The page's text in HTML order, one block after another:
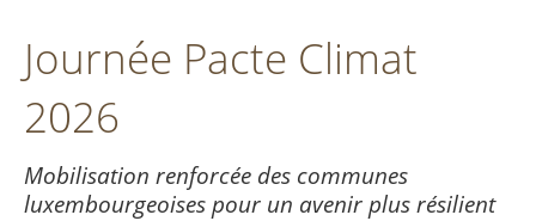
Journée Pacte Climat
2026
Mobilisation renforcée des communes
luxembourgeoises pour un avenir plus résilient